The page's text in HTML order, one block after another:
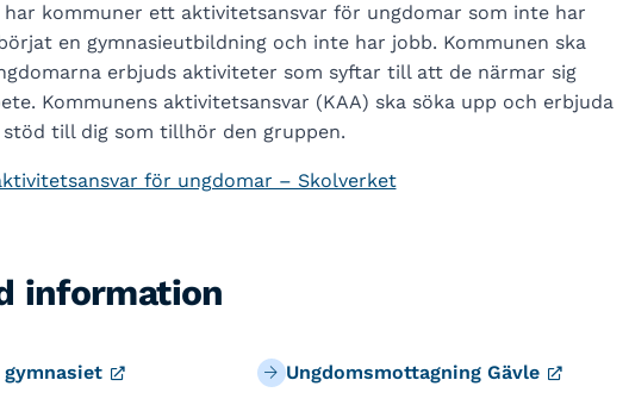
har kommuner ett aktivitetsansvar för ungdomar som inte har
en gymnasieutbildning och inte har jobb. Kommunen ska
erbjuds aktiviteter som syftar till att de närmar sig
Kommunens aktivitetsansvar (KAA) ska söka upp och erbjuda
till dig som tillhör den gruppen.
för ungdomar – Skolverket
information
Ungdomsmottagning Gävle